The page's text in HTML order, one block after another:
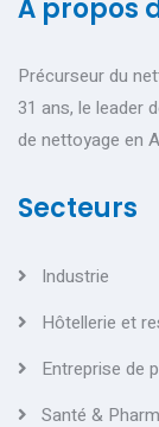
À propos
Précurseur du
31 ans, le leader
de nettoyage en
Secteurs
Industrie
Hôtellerie et
Entreprise de
Santé &